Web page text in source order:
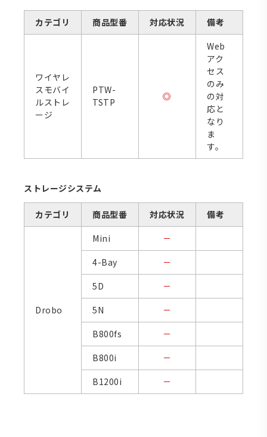
カテゴリ 商品型番 対応状況 備考
ワイヤレ
スモバイ
ルストレ
ージ
PTW-
TSTP
◎
Web
アク
セス
のみ
の対
応と
なり
ま
す。
ストレージシステム
カテゴリ 商品型番 対応状況 備考
Drobo
Mini
－
4-Bay
－
5D
－
5N
－
B800fs
－
B800i
－
B1200i
－